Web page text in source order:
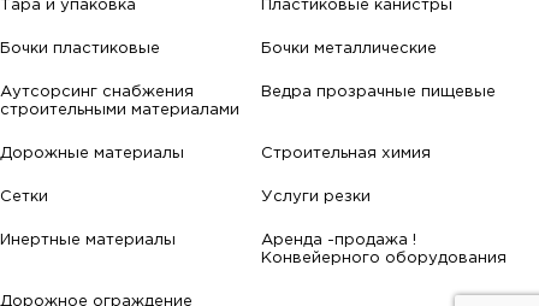
Тара и упаковка Пластиковые канистры
Бочки пластиковые Бочки металлические
Аутсорсинг снабжения
строительными материалами
Ведра прозрачные пищевые
Дорожные материалы Строительная химия
Сетки Услуги резки
Инертные материалы
Аренда -продажа !
Конвейерного оборудования
Дорожное ограждение